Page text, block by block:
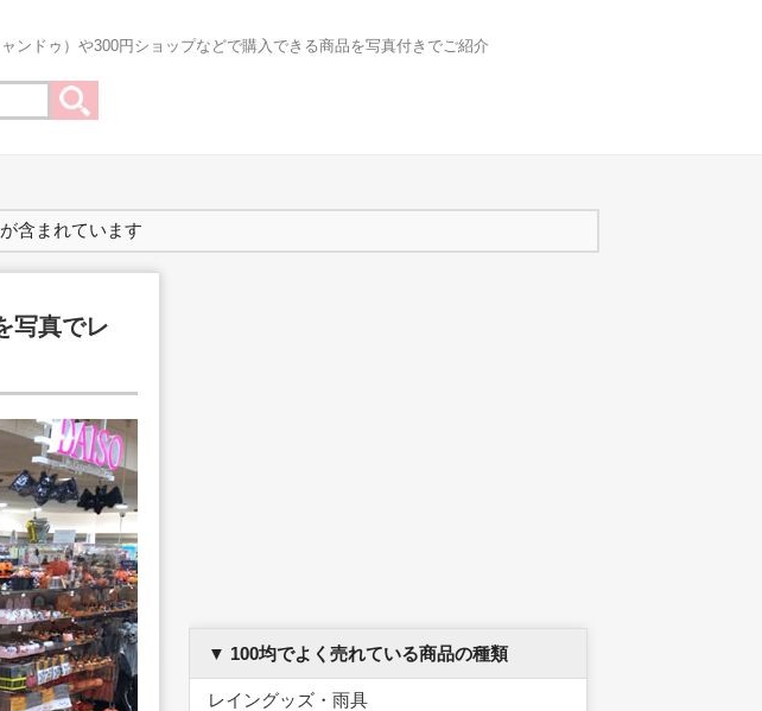
ンドゥ）や300円ショップなどで購入できる商品を写真付きでご紹介
含まれています
写真でレ
▼ 100均でよく売れている商品の種類
レイングッズ・雨具